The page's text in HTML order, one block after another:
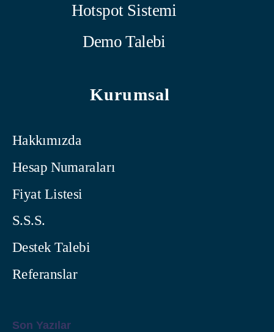
Hotspot Sistemi
Demo Talebi
Kurumsal
Hakkımızda
Hesap Numaraları
Fiyat Listesi
S.S.S.
Destek Talebi
Referanslar
Son Yazılar